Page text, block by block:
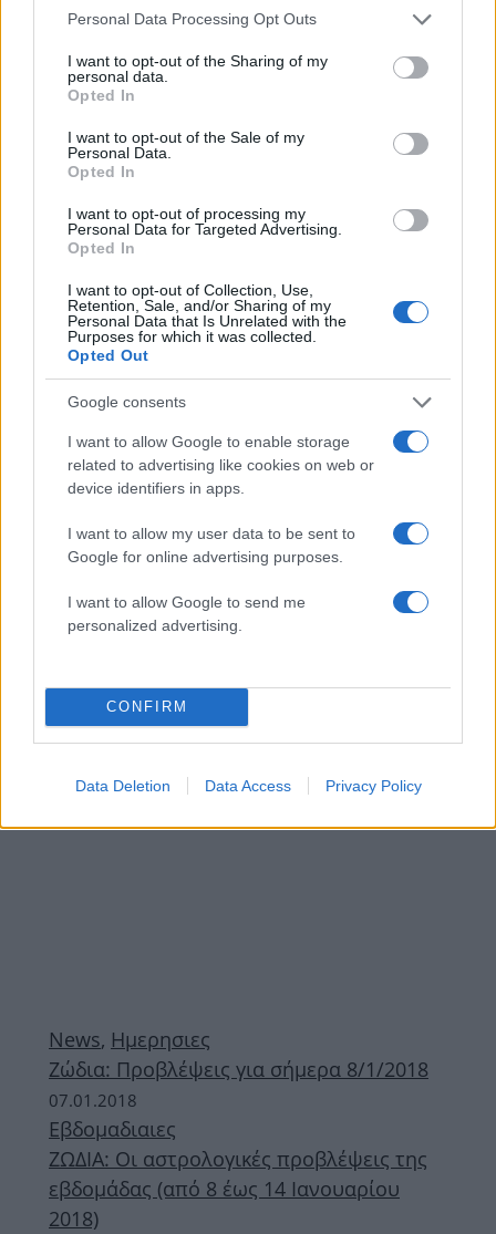
Please note that this website/app uses one or more Google
not limited to your visit or usage behaviour. You may click to
grant or deny consent to Google and its third-party tags to
use your data for below specified purposes in below Google
consent section.
Personal Data Processing Opt Outs
I want to opt-out of the Sharing of my
personal data.
Opted In
I want to opt-out of the Sale of my
Personal Data.
Opted In
I want to opt-out of processing my
Personal Data for Targeted Advertising.
Opted In
I want to opt-out of Collection, Use,
Retention, Sale, and/or Sharing of my
Personal Data that Is Unrelated with the
Purposes for which it was collected.
Opted Out
Google consents
I want to allow Google to enable storage
related to advertising like cookies on web or
device identifiers in apps.
I want to allow my user data to be sent to
Google for online advertising purposes.
I want to allow Google to send me
personalized advertising.
CONFIRM
Data Deletion Data Access Privacy Policy
News,Ημερησιες
Ζώδια: Προβλέψεις για σήμερα (13/1)
News,Ημερησιες
Ζώδια: Προβλέψεις για σήμερα (12/1)
12.01.2018
News,Ημερησιες
(11/1/2018)
10.01.2018
Ζώδια: Προβλέψεις για σήμερα
(10/1/2018)
09.01.2018
News,Ημερησιες
ΔΙΑΦΗΜΙΣΗ
News, Ημερησιες
Ζώδια: Προβλέψεις για σήμερα 8/1/2018
07.01.2018
Εβδομαδιαιες
ΖΩΔΙΑ: Οι αστρολογικές προβλέψεις της
εβδομάδας (από 8 έως 14 Ιανουαρίου
2018)